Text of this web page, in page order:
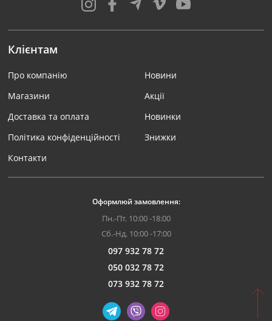
Клієнтам
Про компанію
Магазини
Доставка та оплата
Політика конфіденційності
Контакти
Новини
Акції
Новинки
Знижки
Оформлюй замовлення:
Пн.-Пт. 10:00 -18:00
Сб.-Нд. 10:00 -17:00
097 932 78 72
050 032 78 72
073 932 78 72